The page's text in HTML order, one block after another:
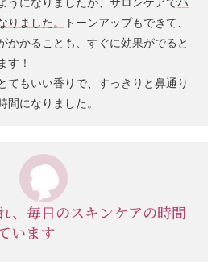
うになりましたが、サロンケアでハ
りました。
トーンアップもできて、
かかることも、すぐに効果がでると
す！
てもいい香りで、すっきりと鼻通り
間になりました。
、毎日のスキンケアの時間
います